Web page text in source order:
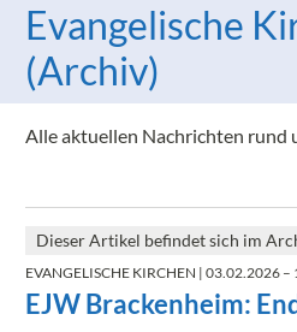
Evangelische
(Archiv)
Alle aktuellen Nachrichten rund
Dieser Artikel befindet sich im
EVANGELISCHE KIRCHEN | 03.02.2026 –
EJW Brackenheim: